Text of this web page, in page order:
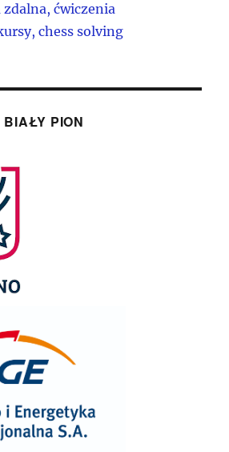
zdalna, ćwiczenia
chess solving
PION